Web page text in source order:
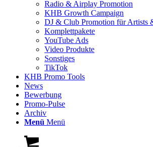
Radio & Airplay Promotion
KHB Growth Campaign
DJ & Club Promotion für Artists
Komplettpakete
YouTube Ads
Video Produkte
Sonstiges
TikTok
KHB Promo Tools
News
Bewerbung
Promo-Pulse
Archiv
Menü Menü